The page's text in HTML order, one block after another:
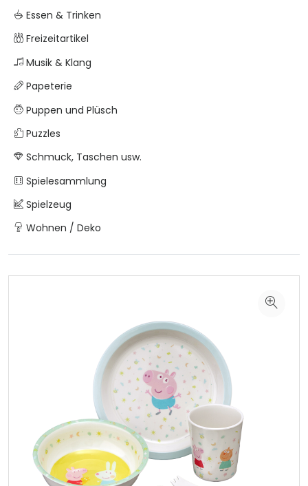
Essen & Trinken
Freizeitartikel
Musik & Klang
Papeterie
Puppen und Plüsch
Puzzles
Schmuck, Taschen usw.
Spielesammlung
Spielzeug
Wohnen / Deko